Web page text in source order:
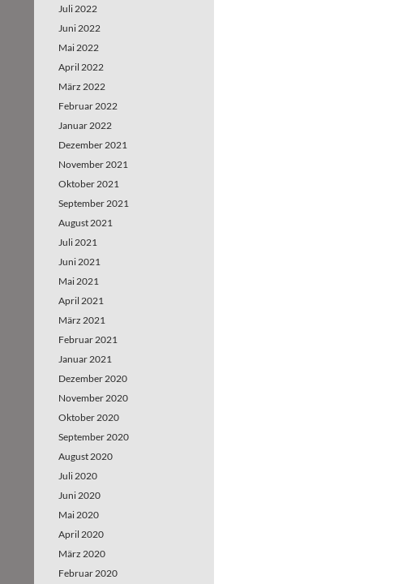
Juli 2022
Juni 2022
Mai 2022
April 2022
März 2022
Februar 2022
Januar 2022
Dezember 2021
November 2021
Oktober 2021
September 2021
August 2021
Juli 2021
Juni 2021
Mai 2021
April 2021
März 2021
Februar 2021
Januar 2021
Dezember 2020
November 2020
Oktober 2020
September 2020
August 2020
Juli 2020
Juni 2020
Mai 2020
April 2020
März 2020
Februar 2020